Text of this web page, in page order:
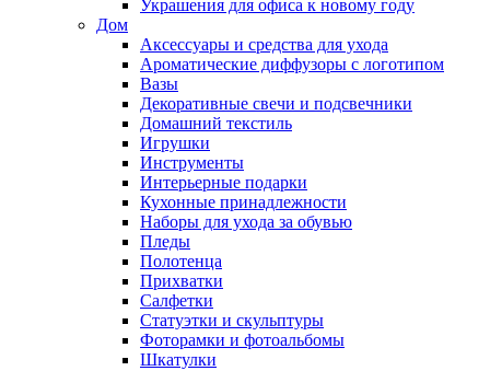
Украшения для офиса к новому году
Дом
Аксессуары и средства для ухода
Ароматические диффузоры с логотипом
Вазы
Декоративные свечи и подсвечники
Домашний текстиль
Игрушки
Инструменты
Интерьерные подарки
Кухонные принадлежности
Наборы для ухода за обувью
Пледы
Полотенца
Прихватки
Салфетки
Статуэтки и скульптуры
Фоторамки и фотоальбомы
Шкатулки